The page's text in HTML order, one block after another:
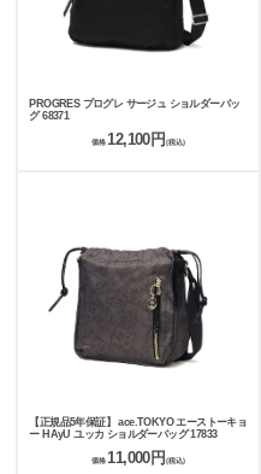
PROGRES プログレ サージュ ショルダーバッ
グ 68371
価格 12,100円 (税込)
【正規品5年保証】 ace.TOKYO エーストーキョ
ー HAyU ユッカ ショルダーバッグ 17833
価格 11,000円(税込)